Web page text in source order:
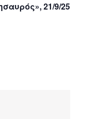
21/9/25